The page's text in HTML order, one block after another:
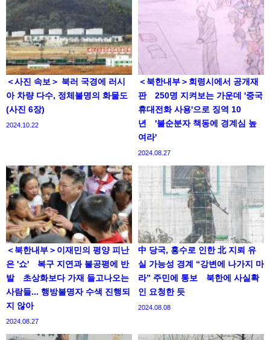
＜사진 속보＞ 북러 국경에 러시
아 차량 다수, 정체불명의 화물도
(사진 6장)
2024.10.22
＜북한내부＞회령시에서 공개재
판 250명 지켜보는 가운데 '중국
휴대전화 사용'으로 징역 10
년 '불순분자 책동에 경계심 높
여라'
2024.08.27
＜북한내부＞이재민의 평양 피난
은 '쇼' 복구 지연과 불공평에 반
발 초상화보다 가재 들고나오는
사람들... 행방불명자 수색 진행되
지 않아
2024.08.27
中 당국, 홍수로 인한 北 지뢰 유
실 가능성 경계 “강변에 나가지 마
라” 주민에 통보 북한에 사실확
인 요청한 듯
2024.08.08